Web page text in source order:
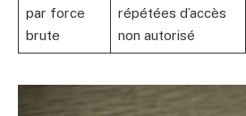
par force
brute
répétées d’accès
non autorisé